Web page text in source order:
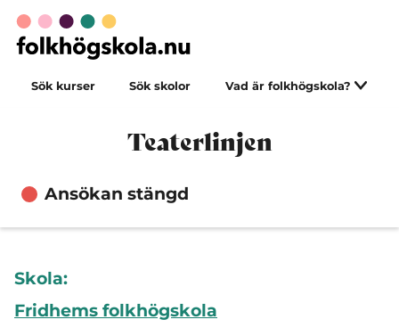
Sök kurser Sök skolor Vad är folkhögskola?
Teaterlinjen
Ansökan stängd
Skola:
Fridhems folkhögskola